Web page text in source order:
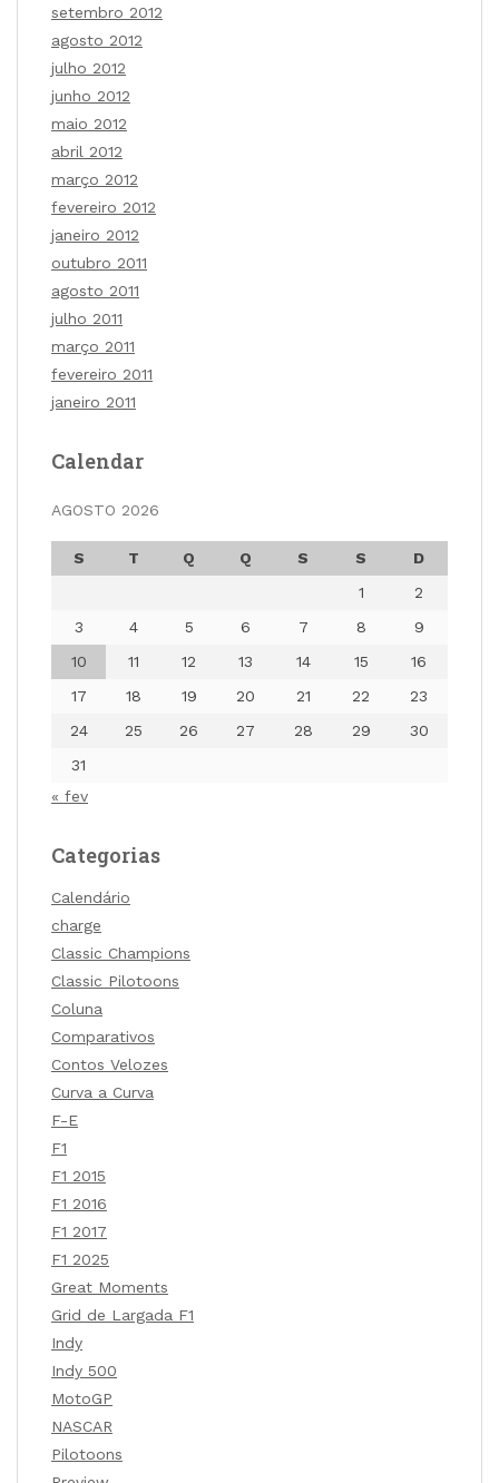
setembro 2012
agosto 2012
julho 2012
junho 2012
maio 2012
abril 2012
março 2012
fevereiro 2012
janeiro 2012
outubro 2011
agosto 2011
julho 2011
março 2011
fevereiro 2011
janeiro 2011
Calendar
AGOSTO 2026
S T Q Q S S
D
1
2
3
4 5 6 7 8
9
10
11 12 13 14 15
16
17
18 19 20 21 22
23
24
25 26 27 28 29
30
31
« fev
Categorias
Calendário
charge
Classic Champions
Classic Pilotoons
Coluna
Comparativos
Contos Velozes
Curva a Curva
F-E
F1
F1 2015
F1 2016
F1 2017
F1 2025
Great Moments
Grid de Largada F1
Indy
Indy 500
MotoGP
NASCAR
Pilotoons